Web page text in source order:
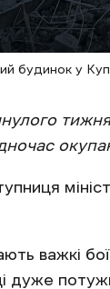
будинок у
важкі
дуже